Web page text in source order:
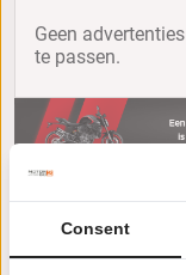
Geen
te passen.
Consent